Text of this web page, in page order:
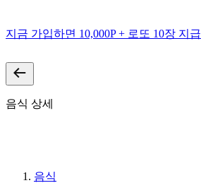
지금 가입하면 10,000P + 로또 10장 지급
음식 상세
음식